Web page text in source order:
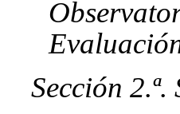
Sección